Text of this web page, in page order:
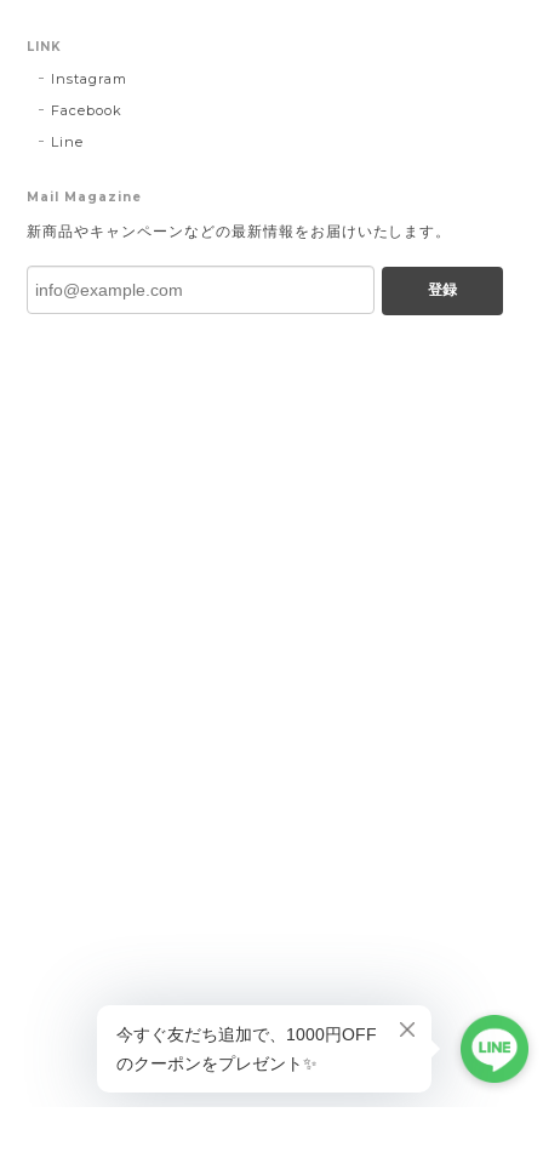
LINK
Instagram
Facebook
Line
Mail Magazine
新商品やキャンペーンなどの最新情報をお届けいたします。
登録
ショップに質問する